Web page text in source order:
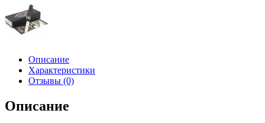
Описание
Характеристики
Отзывы (0)
Описание